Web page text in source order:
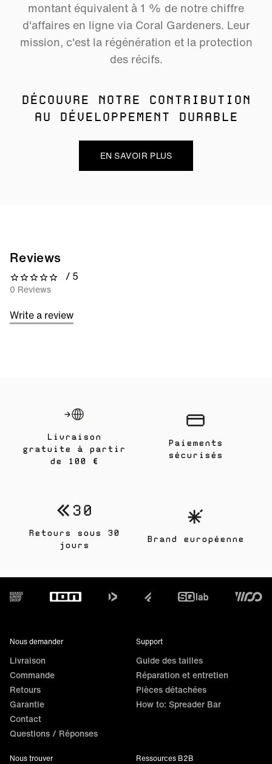
montant équivalent à 1 % de notre chiffre
d'affaires en ligne via Coral Gardeners. Leur
mission, c'est la régénération et la protection
des récifs.
DÉCOUVRE NOTRE CONTRIBUTION
AU DÉVELOPPEMENT DURABLE
EN SAVOIR PLUS
Reviews
0 out of 5 stars
/ 5
0 Reviews
Write a review
Livraison
gratuite à partir
de 100 €
Retours sous 30
jours
Paiements
sécurisés
Brand européenne
Footer
Nous demander
Livraison
Commande
Retours
Garantie
Contact
Questions / Réponses
Support
Guide des tailles
Réparation et entretien
Pièces détachées
How to: Spreader Bar
Nous trouver Ressources B2B